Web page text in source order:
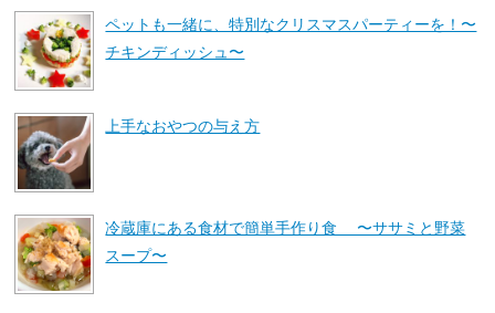
ペットも一緒に、特別なクリスマスパーティーを！〜
チキンディッシュ〜
上手なおやつの与え方
冷蔵庫にある食材で簡単手作り食 〜ササミと野菜
スープ〜